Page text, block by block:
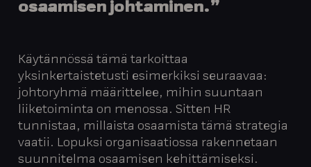
osaamisen johtaminen.”
Käytännössä tämä tarkoittaa
yksinkertaistetusti esimerkiksi seuraavaa:
johtoryhmä määrittelee, mihin suuntaan
liiketoiminta on menossa. Sitten HR
tunnistaa, millaista osaamista tämä strategia
vaatii. Lopuksi organisaatiossa rakennetaan
suunnitelma osaamisen kehittämiseksi.